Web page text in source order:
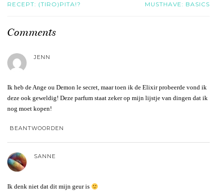
RECEPT: (TIRO)PITA!? MUSTHAVE: BASICS
Comments
JENN
Ik heb de Ange ou Demon le secret, maar toen ik de Elixir probeerde vond ik
deze ook geweldig! Deze parfum staat zeker op mijn lijstje van dingen dat ik
nog moet kopen!
BEANTWOORDEN
SANNE
Ik denk niet dat dit mijn geur is